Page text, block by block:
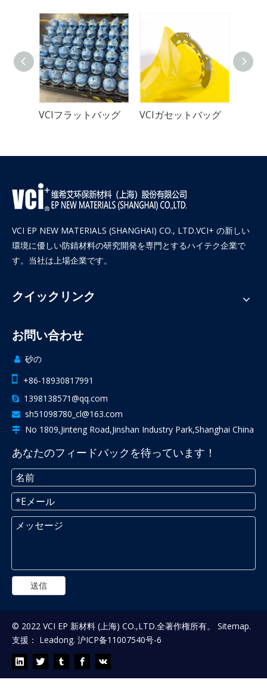
VCIフラットバッグ VCIガセットバッグ
VCI EP NEW MATERIALS (SHANGHAI) CO., LTD.VCI+ の新しい
環境に優しい防錆材料の研究開発を専門とするハイテク企業で
す。当社は上場企業です。
クイックリンク
お問い合わせ
 砂の
 +86-18930817991
 1398138571@qq.com
 sh51098780_cl@163.com
 No 1809,Jinteng Road,Jinshan Industry Park,Shanghai China
あなたのフィードバックを待っています！
送信
© 2022 VCI EP 新材料 (上海) CO.,LTD.全著作権所有。 Sitemap.
支援： Leadong. 沪ICP备11007540号-6